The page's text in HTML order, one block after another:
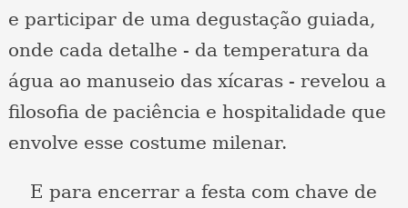
e participar de uma degustação guiada,
onde cada detalhe - da temperatura da
água ao manuseio das xícaras - revelou a
filosofia de paciência e hospitalidade que
envolve esse costume milenar.
E para encerrar a festa com chave de